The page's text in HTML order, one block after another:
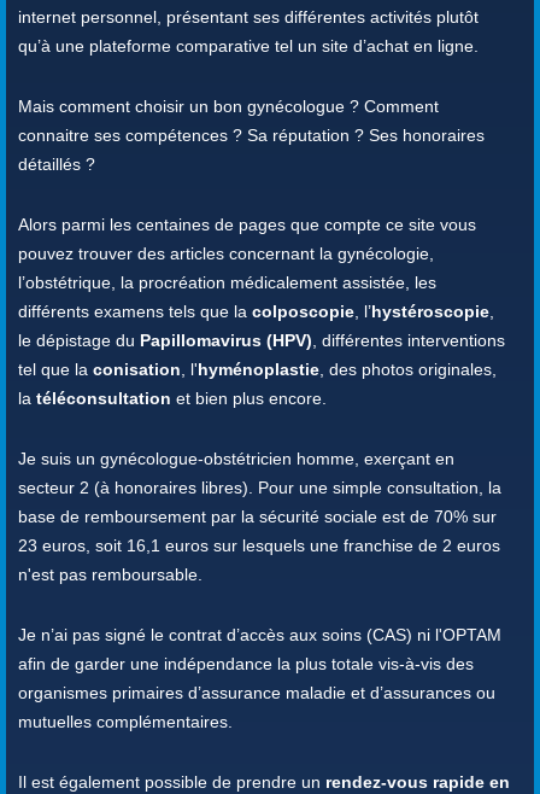
internet personnel, présentant ses différentes activités plutôt
qu’à une plateforme comparative tel un site d’achat en ligne.
Mais comment choisir un bon gynécologue ? Comment
connaitre ses compétences ? Sa réputation ? Ses honoraires
détaillés ?
Alors parmi les centaines de pages que compte ce site vous
pouvez trouver des articles concernant la gynécologie,
l’obstétrique, la procréation médicalement assistée, les
différents examens tels que la colposcopie, l’hystéroscopie,
le dépistage du Papillomavirus (HPV), différentes interventions
tel que la conisation, l'hyménoplastie, des photos originales,
la téléconsultation et bien plus encore.
Je suis un gynécologue-obstétricien homme, exerçant en
secteur 2 (à honoraires libres). Pour une simple consultation, la
base de remboursement par la sécurité sociale est de 70% sur
23 euros, soit 16,1 euros sur lesquels une franchise de 2 euros
n'est pas remboursable.
Je n’ai pas signé le contrat d’accès aux soins (CAS) ni l'OPTAM
afin de garder une indépendance la plus totale vis-à-vis des
organismes primaires d’assurance maladie et d’assurances ou
mutuelles complémentaires.
Il est également possible de prendre un rendez-vous rapide en